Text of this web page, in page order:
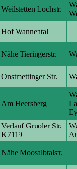
Weilstetten Lochstr.
Hof Wannental
Nähe Tieringerstr.
Onstmettinger Str.
Am Heersberg
Verlauf Gruoler Str.
K7119
Nähe Moosalbtalstr.